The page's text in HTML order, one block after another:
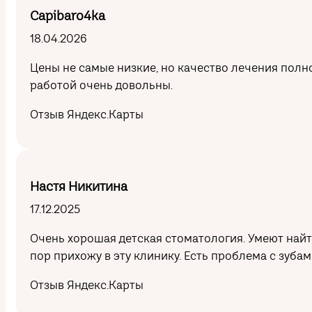
Capibaro4ka
18.04.2026
Цены не самые низкие, но качество лечения
работой очень довольны.
Отзыв Яндекс.Карты
Настя Никитина
17.12.2025
Очень хорошая детская стоматология. Умеют
пор прихожу в эту клинику. Есть проблема с
Отзыв Яндекс.Карты